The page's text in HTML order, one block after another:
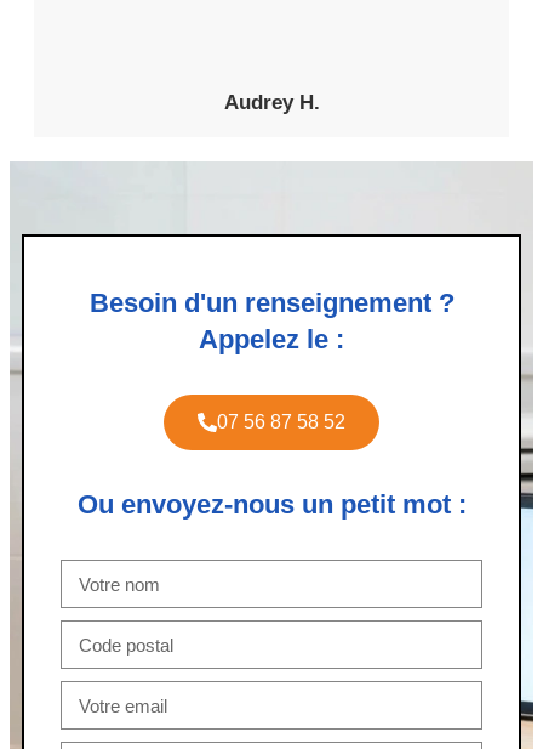
Audrey H.
Besoin d'un renseignement ?
Appelez le :
07 56 87 58 52
Ou envoyez-nous un petit mot :